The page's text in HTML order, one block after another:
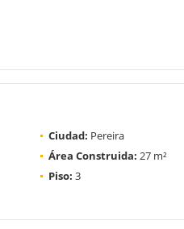
Ciudad: Pereira
Área Construida: 27 m²
Piso: 3